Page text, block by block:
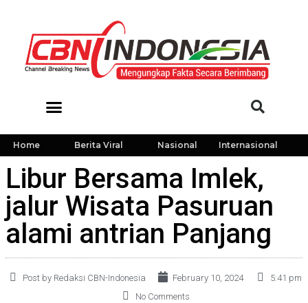
Home Berita Viral Nasional Internasional
Libur Bersama Imlek,
jalur Wisata Pasuruan
alami antrian Panjang
Post by Redaksi CBN-Indonesia February 10, 2024
5:41 pm
No Comments